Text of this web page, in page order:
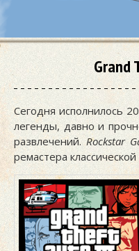
Grand
Сегодня исполнилось
легенды, давно и
развлечений. Rockstar
ремастера